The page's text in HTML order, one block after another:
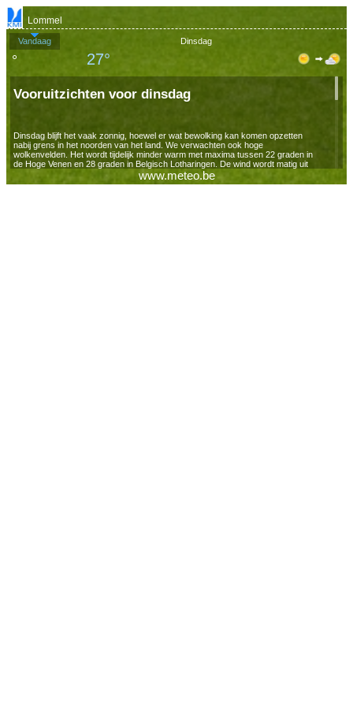
Lommel
Vandaag Dinsdag
° 27°
Vooruitzichten voor dinsdag
Dinsdag blijft het vaak zonnig, hoewel er wat bewolking kan komen opzetten
nabij grens in het noorden van het land. We verwachten ook hoge
wolkenvelden. Het wordt tijdelijk minder warm met maxima tussen 22 graden in
de Hoge Venen en 28 graden in Belgisch Lotharingen. De wind wordt matig uit
www.meteo.be